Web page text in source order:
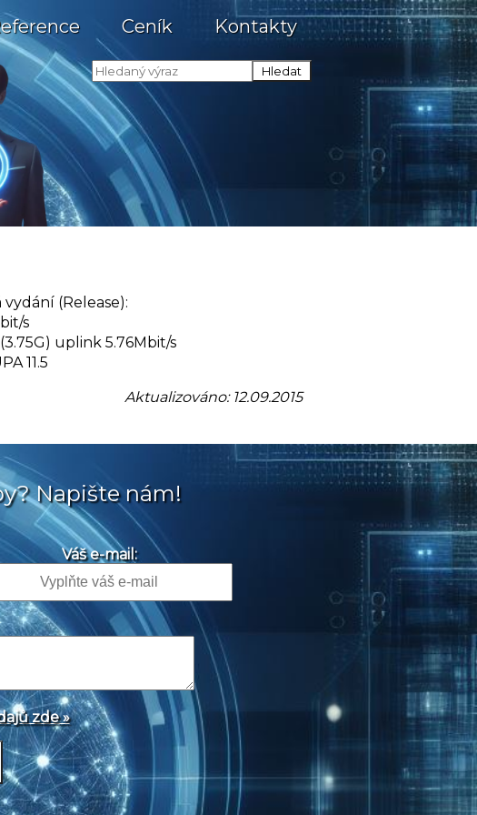
Ceník Kontakty
(Release):
s
uplink 5.76Mbit/s
11.5
Aktualizováno: 12.09.2015
Napište nám!
Váš e-mail:
zde »